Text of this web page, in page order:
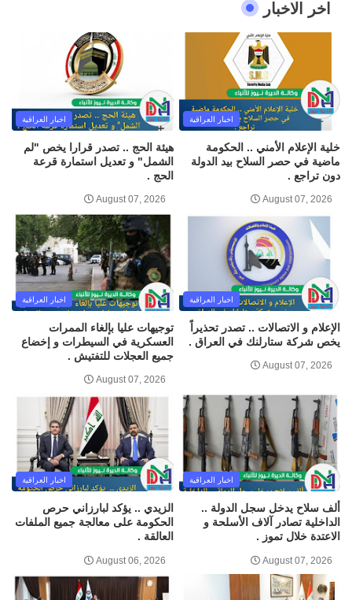
اخر الاخبار
اخبار العراقية
خلية الإعلام الأمني .. الحكومة
ماضية في حصر السلاح بيد الدولة
دون تراجع .
August 07, 2026
اخبار العراقية
هيئة الحج .. تصدر قرارا يخص "لم
الشمل" و تعديل استمارة قرعة
الحج .
August 07, 2026
اخبار العراقية
الإعلام و الاتصالات .. تصدر تحذيراً
يخص شركة ستارلنك في العراق .
August 07, 2026
اخبار العراقية
توجيهات عليا بإلغاء الممرات
العسكرية في السيطرات و إخضاع
جميع العجلات للتفتيش .
August 07, 2026
اخبار العراقية
ألف سلاح يدخل سجل الدولة ..
الداخلية تصادر آلاف الأسلحة و
الاعتدة خلال تموز .
August 07, 2026
اخبار العراقية
الزيدي .. يؤكد لبارزاني حرص
الحكومة على معالجة جميع الملفات
العالقة .
August 06, 2026